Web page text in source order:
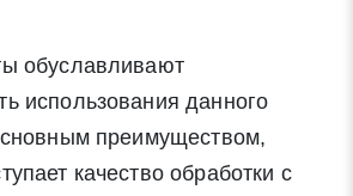
обуславливают
использования данного
преимуществом,
качество обработки с